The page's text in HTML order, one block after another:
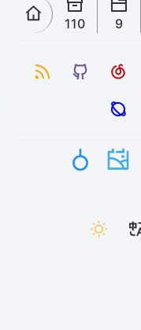
110 9